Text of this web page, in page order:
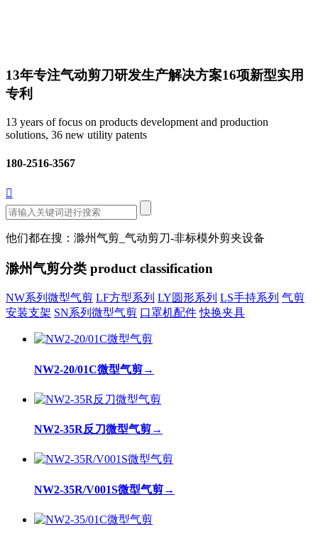
13年专注气动剪刀研发生产解决方案16项新型实用
专利
13 years of focus on products development and production
solutions, 36 new utility patents
180-2516-3567

他们都在搜：滁州气剪_气动剪刀-非标模外剪夹设备
滁州气剪分类 product classification
NW系列微型气剪 LF方型系列 LY圆形系列 LS手持系列 气剪
安装支架 SN系列微型气剪 口罩机配件 快换夹具
NW2-20/01C微型气剪→
NW2-35R反刀微型气剪→
NW2-35R/V001S微型气剪→